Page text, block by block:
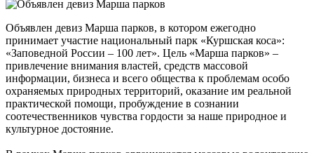
Объявлен девиз Марша парков, в котором ежегодно
принимает участие национальный парк «Куршская коса»:
«Заповедной России – 100 лет». Цель «Марша парков» –
привлечение внимания властей, средств массовой
информации, бизнеса и всего общества к проблемам особо
охраняемых природных территорий, оказание им реальной
практической помощи, пробуждение в сознании
соотечественников чувства гордости за наше природное и
культурное достояние.